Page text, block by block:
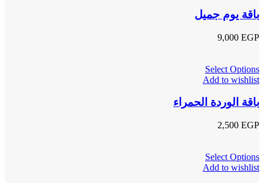
باقة يوم جميل
9,000 EGP
Select Options
Add to wishlist
باقة الوردة الحمراء
2,500 EGP
Select Options
Add to wishlist